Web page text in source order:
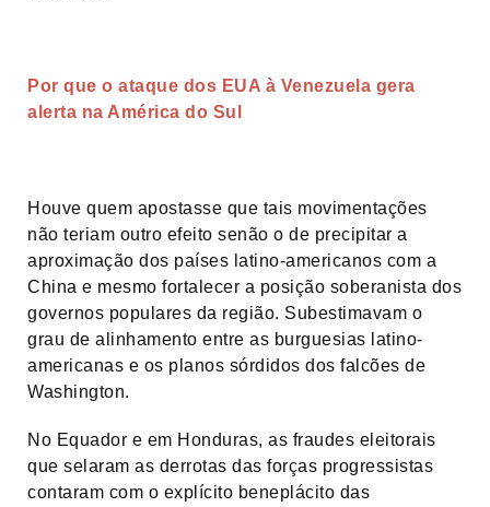
Por que o ataque dos EUA à Venezuela gera
alerta na América do Sul
Houve quem apostasse que tais movimentações
não teriam outro efeito senão o de precipitar a
aproximação dos países latino-americanos com a
China e mesmo fortalecer a posição soberanista dos
governos populares da região. Subestimavam o
grau de alinhamento entre as burguesias latino-
americanas e os planos sórdidos dos falcões de
Washington.
No Equador e em Honduras, as fraudes eleitorais
que selaram as derrotas das forças progressistas
contaram com o explícito beneplácito das